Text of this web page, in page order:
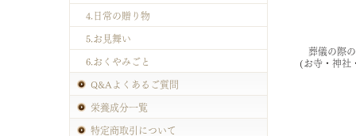
葬儀の際
(お寺・神社
4.日常の贈り物
5.お見舞い
6.おくやみごと
Q&Aよくあるご質問
栄養成分一覧
特定商取引について